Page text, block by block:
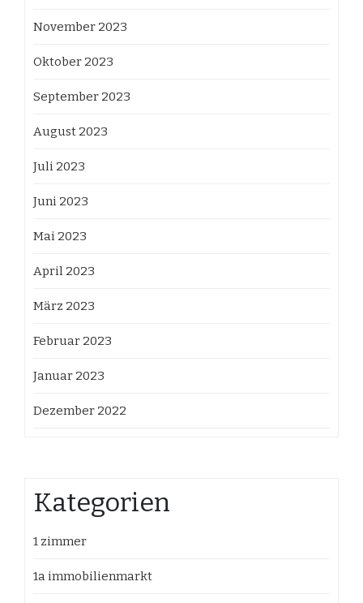
November 2023
Oktober 2023
September 2023
August 2023
Juli 2023
Juni 2023
Mai 2023
April 2023
März 2023
Februar 2023
Januar 2023
Dezember 2022
Kategorien
1 zimmer
1a immobilienmarkt